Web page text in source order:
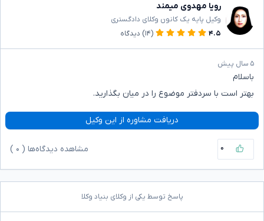
رویا مهدوی میمند
وکیل پایه یک کانون وکلای دادگستری
۴.۵
(۱۴) دیدگاه
۵ سال پیش
باسلام
بهتر است با سردفتر موضوع را در میان بگذارید.
دریافت مشاوره از این وکیل
۰ مشاهده دیدگاه‌ها ( ۰
پاسخ توسط یکی از وکلای بنیاد وکلا